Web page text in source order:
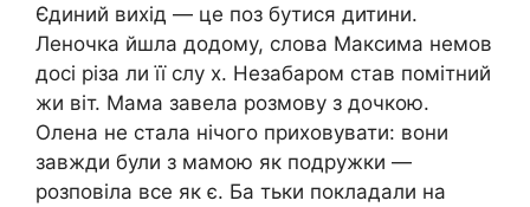
Єдиний вихід — це поз бутися дитини.
Леночка йшла додому, слова Максима немов
досі різа ли її слу х. Незабаром став помітний
жи віт. Мама завела розмову з дочкою.
Олена не стала нічого приховувати: вони
завжди були з мамою як подружки —
розповіла все як є. Ба тьки покладали на